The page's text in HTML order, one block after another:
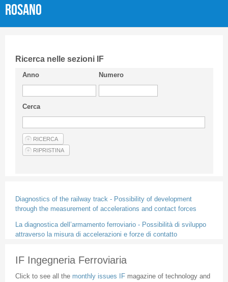
Short presentation CIFI
Guideline
Privacy & Policy
Articles
ROSANO
Ricerca nelle sezioni IF
Anno Numero
Cerca
Diagnostics of the railway track - Possibility of development
through the measurement of accelerations and contact forces
La diagnostica dell’armamento ferroviario - Possibilità di sviluppo
attraverso la misura di accelerazioni e forze di contatto
IF Ingegneria Ferroviaria
Click to see all the monthly issues IF magazine of technology and